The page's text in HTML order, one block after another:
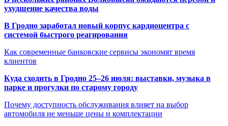
ухудшение качества воды
В Гродно заработал новый корпус кардиоцентра с
системой быстрого реагирования
Как современные банковские сервисы экономят время
клиентов
Куда сходить в Гродно 25–26 июля: выставки, музыка в
парке и прогулки по старому городу
Почему доступность обслуживания влияет на выбор
автомобиля не меньше цены и комплектации